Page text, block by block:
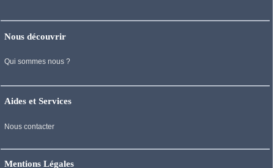
Nous découvrir
Qui sommes nous ?
Aides et Services
Nous contacter
Mentions Légales